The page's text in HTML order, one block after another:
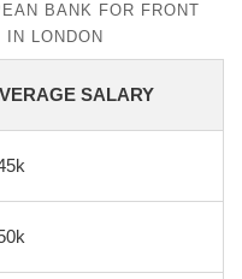
BANK FOR FRONT
LONDON
SALARY